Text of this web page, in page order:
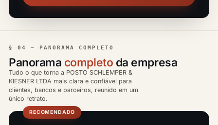
§ 04 — PANORAMA COMPLETO
Panorama completo da empresa
Tudo o que torna a POSTO SCHLEMPER &
KIESNER LTDA mais clara e confiável para
clientes, bancos e parceiros, reunido em um
único retrato.
RECOMENDADO